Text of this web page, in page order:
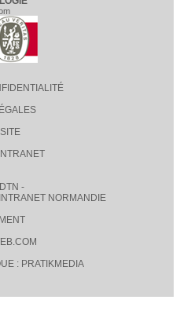
-
NORMANDIE
: PRATIKMEDIA